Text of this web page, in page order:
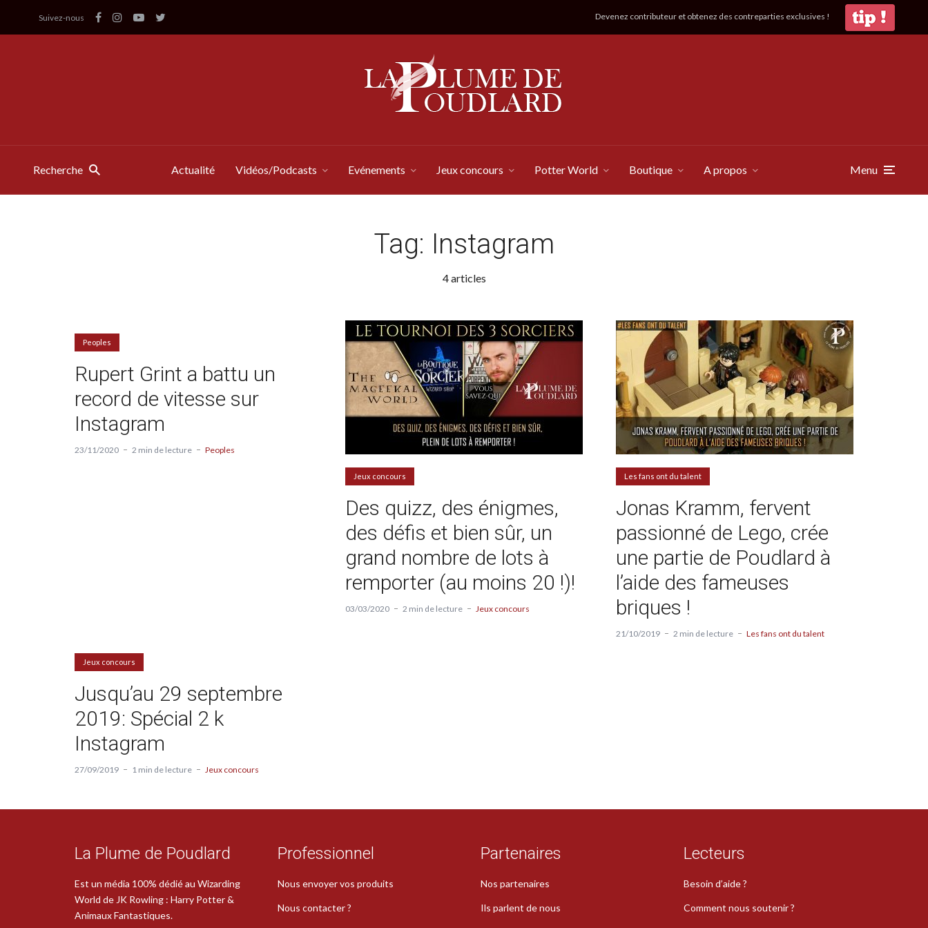
Suivez-nous Devenez contributeur et obtenez des contreparties exclusives !
Recherche Actualité Vidéos/Podcasts Evénements Jeux concours Potter World Boutique A propos Menu
Tag: Instagram
4 articles
Peoples
Rupert Grint a battu un
record de vitesse sur
Instagram
23/11/2020 2 min de lecture Peoples
Jeux concours
Des quizz, des énigmes,
des défis et bien sûr, un
grand nombre de lots à
remporter (au moins 20 !)!
03/03/2020 2 min de lecture Jeux concours
Les fans ont du talent
Jonas Kramm, fervent
passionné de Lego, crée
une partie de Poudlard à
l’aide des fameuses
briques !
21/10/2019 2 min de lecture Les fans ont du talent
Jeux concours
Jusqu’au 29 septembre
2019: Spécial 2 k
Instagram
27/09/2019 1 min de lecture Jeux concours
La Plume de Poudlard
Est un média 100% dédié au Wizarding
World de JK Rowling : Harry Potter &
Animaux Fantastiques.
Professionnel
Nous envoyer vos produits
Nous contacter ?
Partenaires
Nos partenaires
Ils parlent de nous
Lecteurs
Besoin d’aide ?
Comment nous soutenir ?